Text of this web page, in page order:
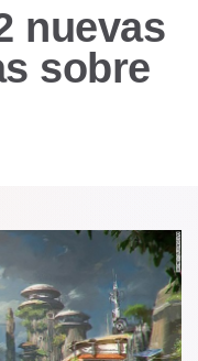
nuevas
sobre